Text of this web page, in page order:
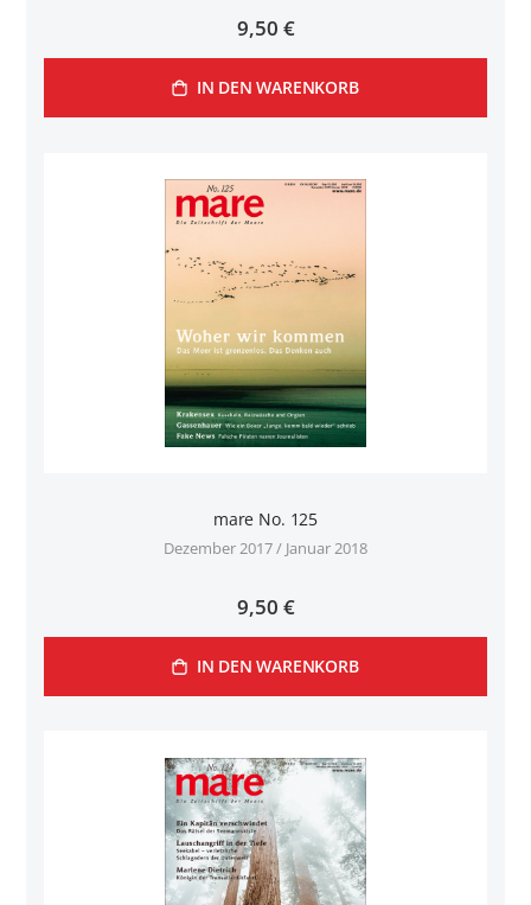
9,50 €
IN DEN WARENKORB
mare No. 125
Dezember 2017 / Januar 2018
9,50 €
IN DEN WARENKORB